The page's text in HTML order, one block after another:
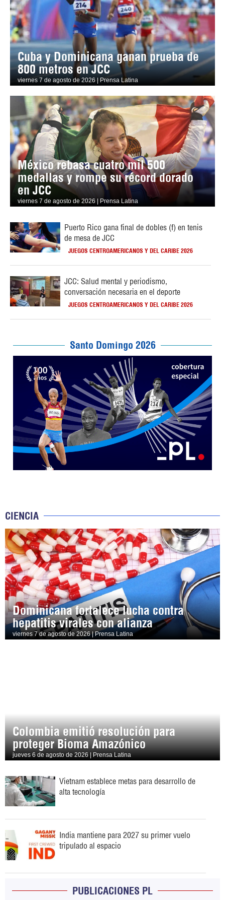
Cuba y Dominicana ganan prueba de
800 metros en JCC
viernes 7 de agosto de 2026 | Prensa Latina
México rebasa cuatro mil 500
medallas y rompe su récord dorado
en JCC
viernes 7 de agosto de 2026 | Prensa Latina
Puerto Rico gana final de dobles (f) en tenis
de mesa de JCC
JUEGOS CENTROAMERICANOS Y DEL CARIBE 2026
JCC: Salud mental y periodismo,
conversación necesaria en el deporte
JUEGOS CENTROAMERICANOS Y DEL CARIBE 2026
Santo Domingo 2026
CIENCIA
Dominicana fortalece lucha contra
hepatitis virales con alianza
viernes 7 de agosto de 2026 | Prensa Latina
Colombia emitió resolución para
proteger Bioma Amazónico
jueves 6 de agosto de 2026 | Prensa Latina
Vietnam establece metas para desarrollo de
alta tecnología
India mantiene para 2027 su primer vuelo
tripulado al espacio
PUBLICACIONES PL